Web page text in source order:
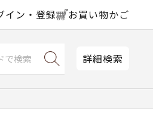
イン・登録 お買い物かご
詳細検索